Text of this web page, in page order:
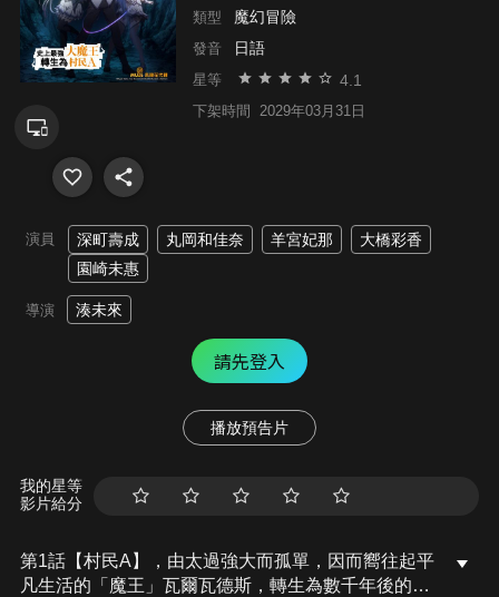
類型 魔幻冒險
發音 日語
星等 4.1
下架時間 2029年03月31日
演員 深町壽成 丸岡和佳奈 羊宮妃那
大橋彩香
園崎未惠
導演 湊未來
請先登入
播放預告片
我的星等
影片給分
第1話【村民A】，由太過強大而孤單，因而嚮往起平
凡生活的「魔王」瓦爾瓦德斯，轉生為數千年後的村